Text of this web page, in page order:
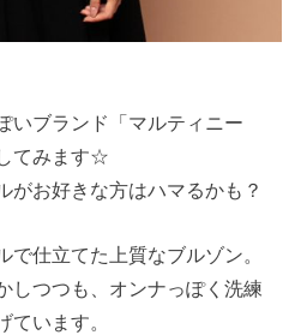
いブランド「マルティニー
てみます☆
がお好きな方はハマるかも？
仕立てた上質なブルゾン。
しつつも、オンナっぽく洗練
ています。